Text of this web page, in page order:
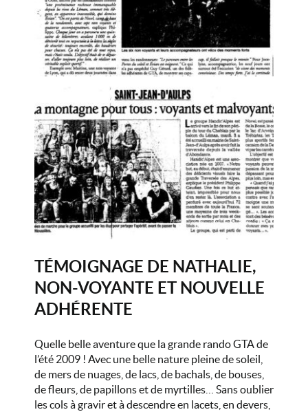
TÉMOIGNAGE DE NATHALIE,
NON-VOYANTE ET NOUVELLE
ADHÉRENTE
Quelle belle aventure que la grande rando GTA de
l’été 2009 ! Avec une belle nature pleine de soleil,
de mers de nuages, de lacs, de bachals, de bouses,
de fleurs, de papillons et de myrtilles… Sans oublier
les cols à gravir et à descendre en lacets, en devers,